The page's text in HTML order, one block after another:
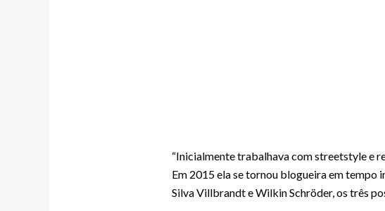
“Inicialmente trabalhava com streetstyle e
Em 2015 ela se tornou blogueira em tempo
Silva Villbrandt e Wilkin Schröder, os três